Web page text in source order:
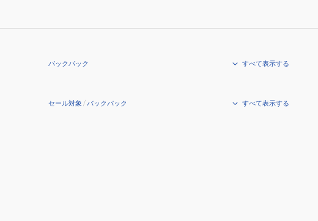
バックパック すべて表示する
セール対象 /バックパック すべて表示する